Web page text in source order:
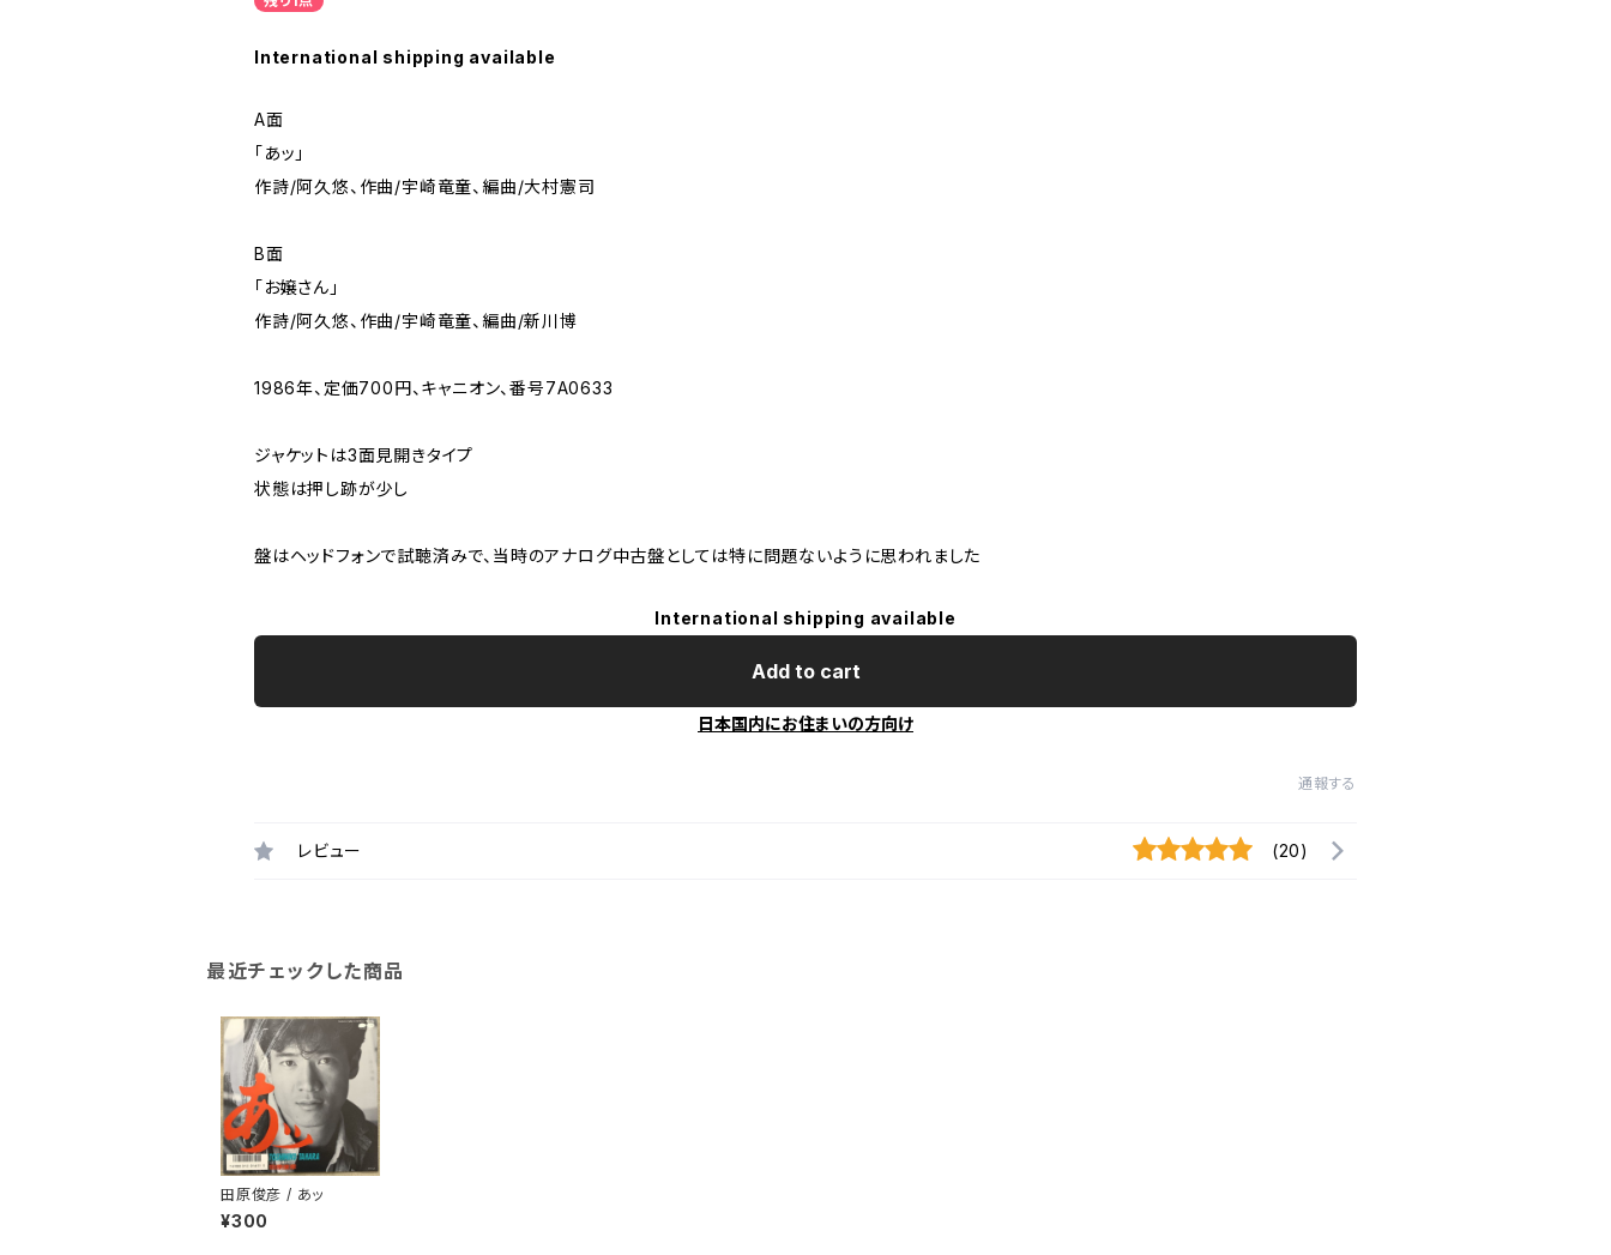
International shipping available
A面
「あッ」
作詩/阿久悠、作曲/宇崎竜童、編曲/大村憲司
B面
「お嬢さん」
作詩/阿久悠、作曲/宇崎竜童、編曲/新川博
1986年、定価700円、キャニオン、番号7A0633
ジャケットは3面見開きタイプ
状態は押し跡が少し
盤はヘッドフォンで試聴済みで、当時のアナログ中古盤としては特に問題ないように思われました
International shipping available
Add to cart
日本国内にお住まいの方向け
通報する
レビュー (20)
最近チェックした商品
田原俊彦 / あッ
¥300